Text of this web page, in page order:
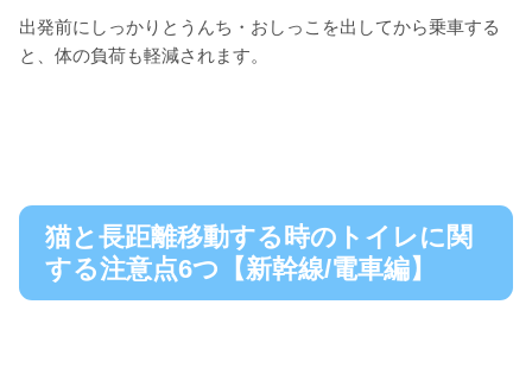
出発前にしっかりとうんち・おしっこを出してから乗車する
と、体の負荷も軽減されます。
猫と長距離移動する時のトイレに関
する注意点6つ【新幹線/電車編】